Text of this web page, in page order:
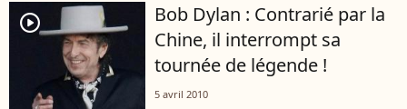
player2
Bob Dylan : Contrarié par la
Chine, il interrompt sa
tournée de légende !
5 avril 2010